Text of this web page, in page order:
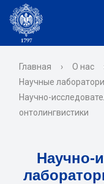
Главная › О нас
Научные
Научно-
онтолингвистики
Научно-